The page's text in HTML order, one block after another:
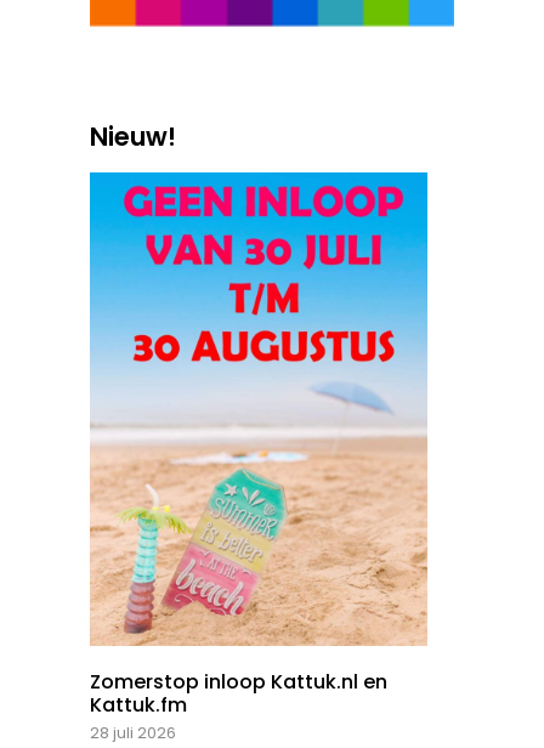
Nieuw!
Zomerstop inloop Kattuk.nl en
Kattuk.fm
28 juli 2026